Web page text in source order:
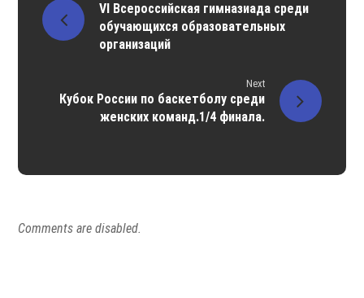
VI Всероссийская гимназиада среди
обучающихся образовательных
организаций
Next
Кубок России по баскетболу среди
женских команд.1/4 финала.
Comments are disabled.